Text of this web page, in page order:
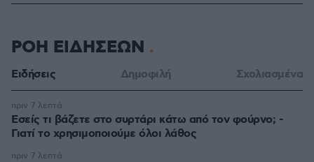
ΡΟΗ ΕΙΔΗΣΕΩΝ
Ειδήσεις Δημοφιλή Σχολιασμένα
Εσείς τι βάζετε στο συρτάρι κάτω από τον φούρνο; -
Γιατί το χρησιμοποιούμε όλοι λάθος
πριν 7 λεπτά
πριν 7 λεπτά